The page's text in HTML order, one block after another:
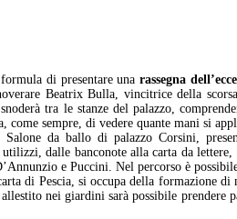
di presentare unarassegna
Beatrix Bulla, vincitrice della
tra le stanze del palazzo,
sempre, di vedere quante mani si
Salone da ballo di palazzo Corsini,
dalle banconote alla carta da
e Puccini. Nel percorso è
di Pescia, si occupa della formazione
allestito nei giardini sarà possibile prendere